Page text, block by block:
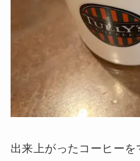
出来上がったコーヒー